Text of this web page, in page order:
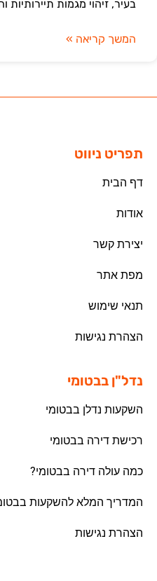
בעיר, זיהוי מגמות תיירותיות
המשך קריאה »
תפריט ניווט
דף הבית
אודות
יצירת קשר
מפת אתר
תנאי שימוש
הצהרת נגישות
נדל"ן בבטומי
השקעות נדלן בבטומי
רכישת דירה בבטומי
כמה עולה דירה בבטומי?
המדריך המלא להשקעות
הצהרת נגישות